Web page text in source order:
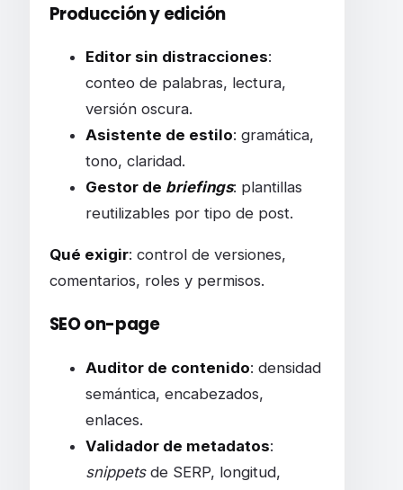
Producción y edición
Editor sin distracciones:
conteo de palabras, lectura,
versión oscura.
Asistente de estilo: gramática,
tono, claridad.
Gestor de briefings: plantillas
reutilizables por tipo de post.
Qué exigir: control de versiones,
comentarios, roles y permisos.
SEO on-page
Auditor de contenido: densidad
semántica, encabezados,
enlaces.
Validador de metadatos:
snippetsde SERP, longitud,